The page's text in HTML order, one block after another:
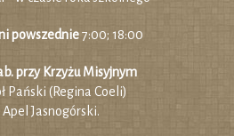
powszednie7:00; 18:00
przy Krzyżu Misyjnym
Pański (Regina Coeli)
Apel Jasnogórski.